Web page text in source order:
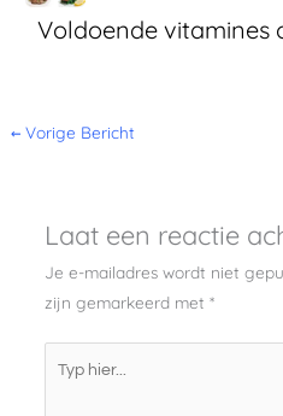
Voldoende vitamines
← Vorige Bericht
Laat een reactie
Je e-mailadres wordt niet
zijn gemarkeerd met *